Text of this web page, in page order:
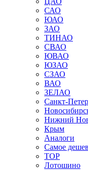
САО
ЮАО
ЗАО
ТИНАО
СВАО
ЮВАО
ЮЗАО
СЗАО
ВАО
ЗЕЛАО
Санкт-
Нижний
Крым
Аналоги
Самое
TOP
Лотошино